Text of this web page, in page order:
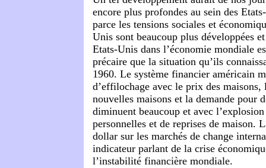
encore plus profondes au sein des
parce les tensions sociales et
Unis sont beaucoup plus développées
Etats-Unis dans l’économie mondiale
précaire que la situation qu’ils
1960. Le système financier américain
d’effilochage avec le prix des maisons,
nouvelles maisons et la demande pour
diminuent beaucoup et avec
personnelles et de reprises de maison.
dollar sur les marchés de change
indicateur parlant de la crise
l’instabilité financière mondiale.